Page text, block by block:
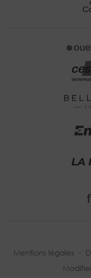
Mentions légales -